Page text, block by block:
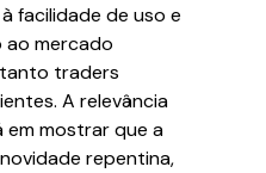
facilidade de uso e
ao mercado
traders
A relevância
em mostrar que a
repentina,